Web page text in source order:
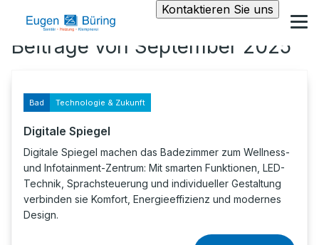
Kontaktieren Sie uns
Beiträge von September 2025
Bad Technologie & Zukunft
Digitale Spiegel
Digitale Spiegel machen das Badezimmer zum Wellness-
und Infotainment-Zentrum: Mit smarten Funktionen, LED-
Technik, Sprachsteuerung und individueller Gestaltung
verbinden sie Komfort, Energieeffizienz und modernes
Design.